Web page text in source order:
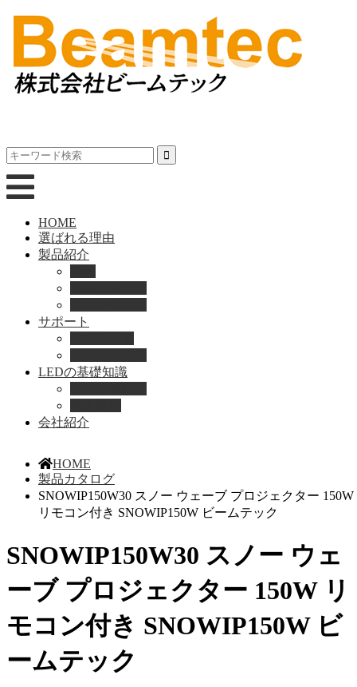
HOME
選ばれる理由
製品紹介
サポート
LEDの基礎知識
会社紹介
HOME
製品カタログ
SNOWIP150W30 スノー ウェーブ プロジェクター 150W
リモコン付き SNOWIP150W ビームテック
SNOWIP150W30 スノー ウェ
ーブ プロジェクター 150W リ
モコン付き SNOWIP150W ビ
ームテック